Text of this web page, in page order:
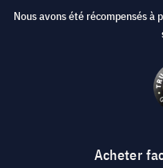
Nous avons été récompensés à
Acheter